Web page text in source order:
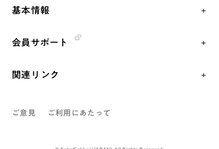
釈尊～法華経
創価学会の三代会長
第2代会長・戸田城聖先生
仏法を語る
年間の活動について
彼岸
「人権文化」「ジェンダー平等」を促進
人道支援
展示活動
基本情報
創価学会 社会憲章
沿革
会員サポート
関連リンク
墓地公園・納骨堂
ご意見 ご利用にあたって